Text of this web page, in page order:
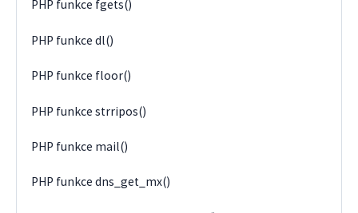
PHP funkce fgets()
PHP funkce dl()
PHP funkce floor()
PHP funkce strripos()
PHP funkce mail()
PHP funkce dns_get_mx()